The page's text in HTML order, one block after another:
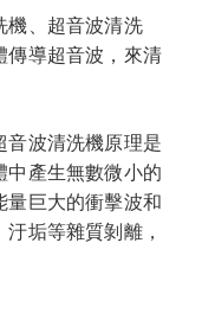
機、超音波清洗
傳導超音波，來清
音波清洗機原理是
中產生無數微小的
量巨大的衝擊波和
垢等雜質剝離，